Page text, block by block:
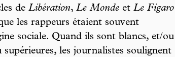
de Libération, Le Monde et Le Figaro
les rappeurs étaient souvent
sociale. Quand ils sont blancs, et/ou
supérieures, les journalistes soulignent